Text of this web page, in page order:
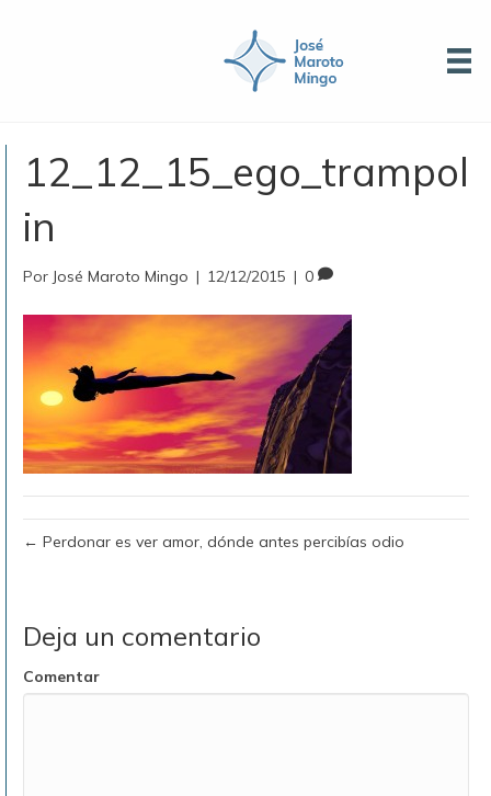
12_12_15_ego_trampol
in
Por José Maroto Mingo | 12/12/2015 | 0
← Perdonar es ver amor, dónde antes percibías odio
Deja un comentario
Comentar